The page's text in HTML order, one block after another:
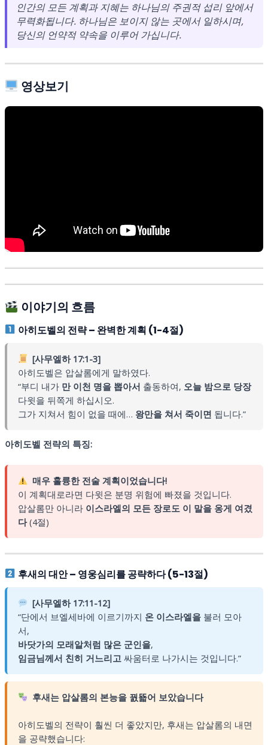
인간의 모든 계획과 지혜는 하나님의 주권적 섭리 앞에서
무력화됩니다. 하나님은 보이지 않는 곳에서 일하시며,
당신의 언약적 약속을 이루어 가십니다.
영상보기
이야기의 흐름
아히도벨의 전략 – 완벽한 계획 (1-4절)
[사무엘하 17:1-3]
아히도벨은 압살롬에게 말하였다.
“부디 내가 만 이천 명을 뽑아서 출동하여, 오늘 밤으로 당장
다윗을 뒤쪽게 하십시오.
그가 지쳐서 힘이 없을 때에… 왕만을 쳐서 죽이면 됩니다.”
아히도벨 전략의 특징:
매우 훌륭한 전술 계획이었습니다!
이 계획대로라면 다윗은 분명 위험에 빠졌을 것입니다.
압살롬만 아니라 이스라엘의 모든 장로도 이 말을 옹게 여겼
다(4절)
후새의 대안 – 영웅심리를 공략하다 (5-13절)
[사무엘하 17:11-12]
“단에서 브엘세바에 이르기까지 온 이스라엘을불러 모아
서,
바닷가의 모래알처럼 많은 군인을,
임금님께서 친히 거느리고 싸움터로 나가시는 것입니다.”
후새는 압살롬의 본능을 꿠뚋어 보았습니다
아히도벨의 전략이 훨씬 더 좋았지만, 후새는 압살롬의 내면
을 공략했습니다: